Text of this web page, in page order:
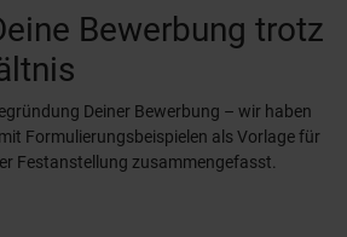
Bewerbung trotz
Deiner Bewerbung – wir haben
Formulierungsbeispielen als Vorlage für
Festanstellung zusammengefasst.